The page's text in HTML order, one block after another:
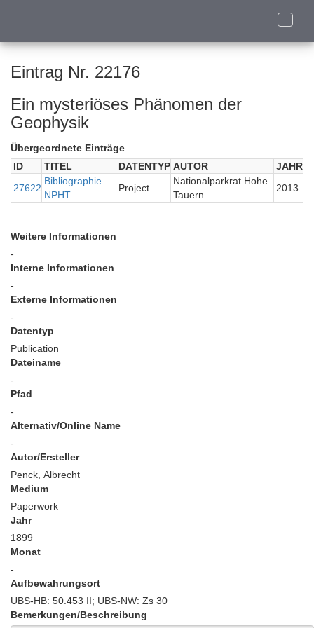
Toggle
Eintrag Nr. 22176
Ein mysteriöses Phänomen der
Geophysik
Übergeordnete Einträge
ID
TITEL DATENTYP AUTOR
JAHR
27622
Bibliographie
NPHT
Project
Nationalparkrat Hohe
Tauern
2013
Weitere Informationen
-
Interne Informationen
-
Externe Informationen
-
Datentyp
Publication
Dateiname
-
Pfad
-
Alternativ/Online Name
-
Autor/Ersteller
Penck, Albrecht
Medium
Paperwork
Jahr
1899
Monat
-
Aufbewahrungsort
UBS-HB: 50.453 II; UBS-NW: Zs 30
Bemerkungen/Beschreibung